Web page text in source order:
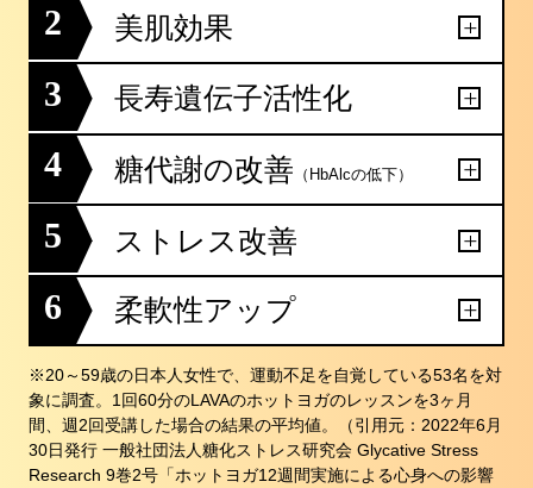
2 美肌効果
3 長寿遺伝子活性化
4 糖代謝の改善 （HbAlcの低下）
5 ストレス改善
6 柔軟性アップ
※20～59歳の日本人女性で、運動不足を自覚している53名を対
象に調査。1回60分のLAVAのホットヨガのレッスンを3ヶ月
間、週2回受講した場合の結果の平均値。（引用元：2022年6月
30日発行 一般社団法人糖化ストレス研究会 Glycative Stress
Research 9巻2号「ホットヨガ12週間実施による心身への影響